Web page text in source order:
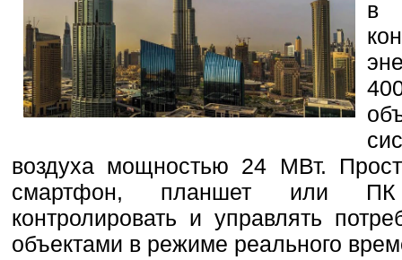
в
воздуха мощностью 24 МВт.
смартфон, планшет или ПК
контролировать и управлять
объектами в режиме реального